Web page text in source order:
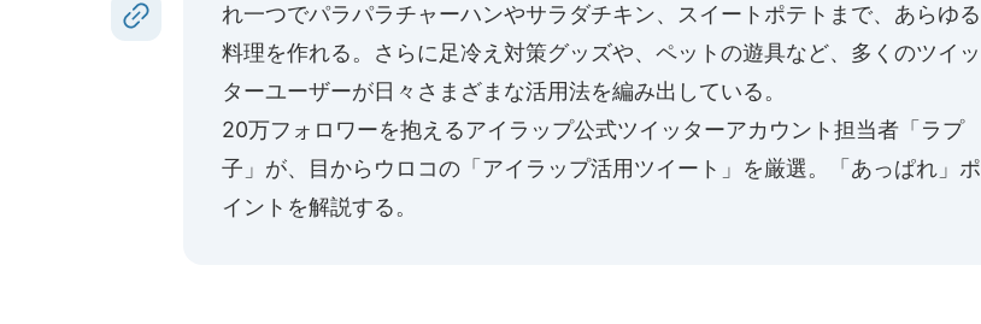
れ一つでパラパラチャーハンやサラダチキン、スイートポテトまで、あらゆる
料理を作れる。さらに足冷え対策グッズや、ペットの遊具など、多くのツイッ
ターユーザーが日々さまざまな活用法を編み出している。
20万フォロワーを抱えるアイラップ公式ツイッターアカウント担当者「ラプ
子」 が、目からウロコの「アイラップ活用ツイート」を厳選。「あっぱれ」ポ
イントを解説する。